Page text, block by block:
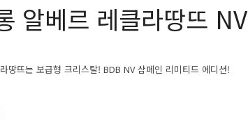
알베르 레클라땅뜨 NV
땅뜨는 보급형 크리스탈! BDB NV 샴페인 리미티드 에디션!